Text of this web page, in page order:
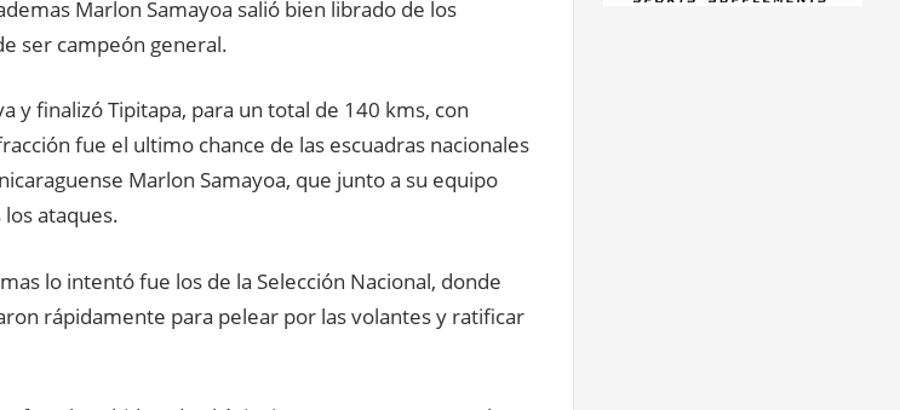
Marlon Samayoa salió bien librado de los
ser campeón general.
y finalizó Tipitapa, para un total de 140 kms, con
fue el ultimo chance de las escuadras nacionales
Marlon Samayoa, que junto a su equipo
ataques.
lo intentó fue los de la Selección Nacional, donde
rápidamente para pelear por las volantes y ratificar